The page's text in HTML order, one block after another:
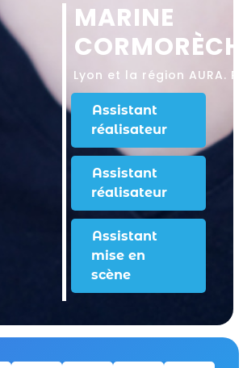
MARINE
Lyon et la région AURA.
Assistant
réalisateur
Assistant
réalisateur
Assistant
mise en
scène